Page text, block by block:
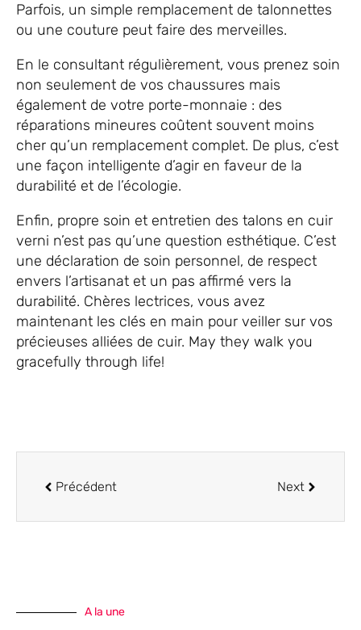
Parfois, un simple remplacement de talonnettes
ou une couture peut faire des merveilles.
En le consultant régulièrement, vous prenez soin
non seulement de vos chaussures mais
également de votre porte-monnaie : des
réparations mineures coûtent souvent moins
cher qu’un remplacement complet. De plus, c’est
une façon intelligente d’agir en faveur de la
durabilité et de l’écologie.
Enfin, propre soin et entretien des talons en cuir
verni n’est pas qu’une question esthétique. C’est
une déclaration de soin personnel, de respect
envers l’artisanat et un pas affirmé vers la
durabilité. Chères lectrices, vous avez
maintenant les clés en main pour veiller sur vos
précieuses alliées de cuir. May they walk you
gracefully through life!
Précédent Next
A la une